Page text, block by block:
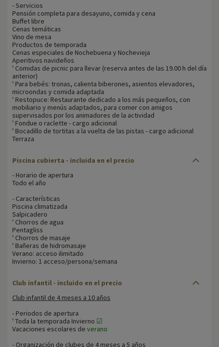
- Servicios
Pensión completa para desayuno, comida y cena
Buffet libre
Cenas temáticas
Vino de mesa
Productos de temporada
Cenas especiales de Nochebuena y Nochevieja
Aperitivos navideños
' Comidas de picnic para llevar (reserva antes de las 19.00 h del día
anterior)
' Para bebés: tronas, calienta biberones, asientos elevadores,
microondas y comida adaptada
' Restopuce: Restaurante dedicado a los más pequeños, con
mobiliario y menús adaptados, para comer con amigos
supervisados por los animadores de la actividad
' Fondue o raclette - cargo adicional
' Bocadillo de tortitas a la vuelta de las pistas - cargo adicional
Terraza
Piscina cubierta - incluida en el precio
- Horario de apertura
Todo el año
- Características
Piscina climatizada
Salpicadero
' Chorros de agua
Pentagliss
' Chorros de masaje
' Bañeras de hidromasaje
Verano: acceso ilimitado
Invierno: 1 acceso/persona/semana
Club infantil - incluido en el precio
Club infantil de 4 meses a 10 años
- Periodos de apertura
' Toda la temporada Invierno ☑
Vacaciones escolares de verano
- Organización de clubes de 4 meses a 5 años